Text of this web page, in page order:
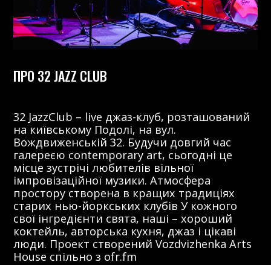
ПРО 32 JAZZ CLUB
32 JazzClub – live джаз-клуб, розташований
на київському Подолі, на вул.
Вождвиженській 32. Будучи довгий час
галереєю contemporary art, сьогодні це
місце зустрічі любителів вільної
імпровізаційної музики. Атмосфера
простору створена в кращих традиціях
старих нью-йоркських клубів У кожного
свої інгредієнти свята, наші – хороший
коктейль, авторська кухня, джаз і цікаві
люди. Проект створений Vozdvizhenka Arts
House спільно з ofr.fm